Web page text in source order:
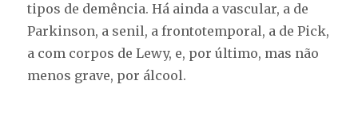
tipos de demência. Há ainda a vascular, a de
Parkinson, a senil, a frontotemporal, a de Pick,
a com corpos de Lewy, e, por último, mas não
menos grave, por álcool.